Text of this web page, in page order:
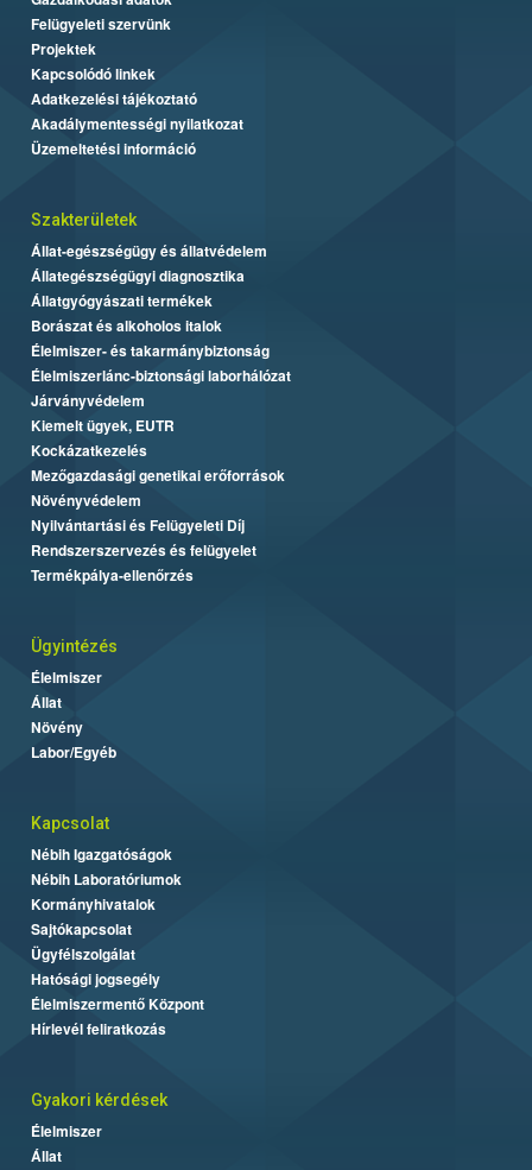
Felügyeleti szervünk
Projektek
Kapcsolódó linkek
Adatkezelési tájékoztató
Akadálymentességi nyilatkozat
Üzemeltetési információ
Szakterületek
Állat-egészségügy és állatvédelem
Állategészségügyi diagnosztika
Állatgyógyászati termékek
Borászat és alkoholos italok
Élelmiszer- és takarmánybiztonság
Élelmiszerlánc-biztonsági laborhálózat
Járványvédelem
Kiemelt ügyek, EUTR
Kockázatkezelés
Mezőgazdasági genetikai erőforrások
Növényvédelem
Nyilvántartási és Felügyeleti Díj
Rendszerszervezés és felügyelet
Termékpálya-ellenőrzés
Ügyintézés
Élelmiszer
Állat
Növény
Labor/Egyéb
Kapcsolat
Nébih Igazgatóságok
Nébih Laboratóriumok
Kormányhivatalok
Sajtókapcsolat
Ügyfélszolgálat
Hatósági jogsegély
Élelmiszermentő Központ
Hírlevél feliratkozás
Gyakori kérdések
Élelmiszer
Állat